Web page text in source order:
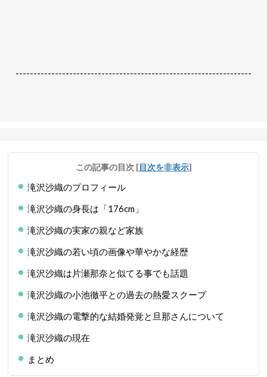
------------------------------------------------------------------
この記事の目次 [目次を非表示]
滝沢沙織のプロフィール
滝沢沙織の身長は「176cm」
滝沢沙織の実家の親など家族
滝沢沙織の若い頃の画像や華やかな経歴
滝沢沙織は片瀬那奈と似てる事でも話題
滝沢沙織の小池徹平との過去の熱愛スクープ
滝沢沙織の電撃的な結婚発覚と旦那さんについて
滝沢沙織の現在
まとめ